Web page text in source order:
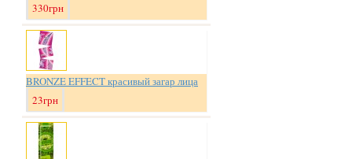
330грн
BRONZE EFFECT красивый загар лица
23грн